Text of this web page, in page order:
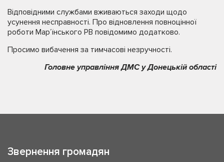
Відповідними службами вживаються заходи щодо
усунення несправності. Про відновлення повноцінної
роботи Мар’їнського РВ повідомимо додатково.
Просимо вибачення за тимчасові незручності.
Головне управління ДМС у Донецькій області
Звернення громадян